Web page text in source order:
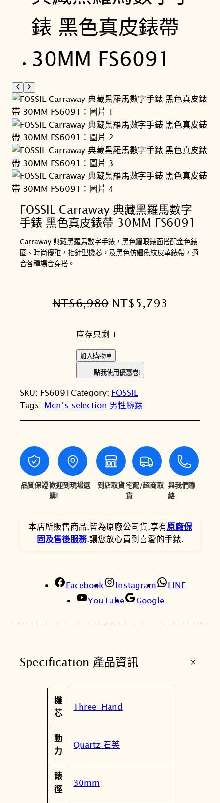
FOSSIL Carraway 典藏黑羅馬數字
手錶 黑色真皮錶帶 30MM FS6091
Carraway 典藏黑羅馬數字手錶，黑色耀眼錶面搭配金色錶
圈、時尚優雅，指針型機芯，及黑色仿鱷魚紋皮革錶帶，適
合各種場合穿搭。
NT$6,980 原
價
格
：
N
T
$
,
9
8
。
NT$ 5,793
$
,
7
9
。
庫存只剩 1
S
S
I
L
a
r
a
y
典
藏
馬
數
手
色
皮
帶
3
M
M
F
S
加入購物車
點我使用優惠卷!
SKU: FS6091Category: FOSSIL
Tags: Men′s selection 男性腕錶
品質保證歡迎到現場選
購!
到店取貨宅配/超商取
貨
與我們聯
絡
本店所販售商品.皆為原廠公司貨.享有原廠保
固及售後服務.讓您放心買到喜愛的手錶.
Facebook Instagram
LINE
YouTube
Google
Specification 產品資訊 +
屬
性
值
機
芯
Three-Hand
動
力
Quartz 石英
錶
徑
30mm